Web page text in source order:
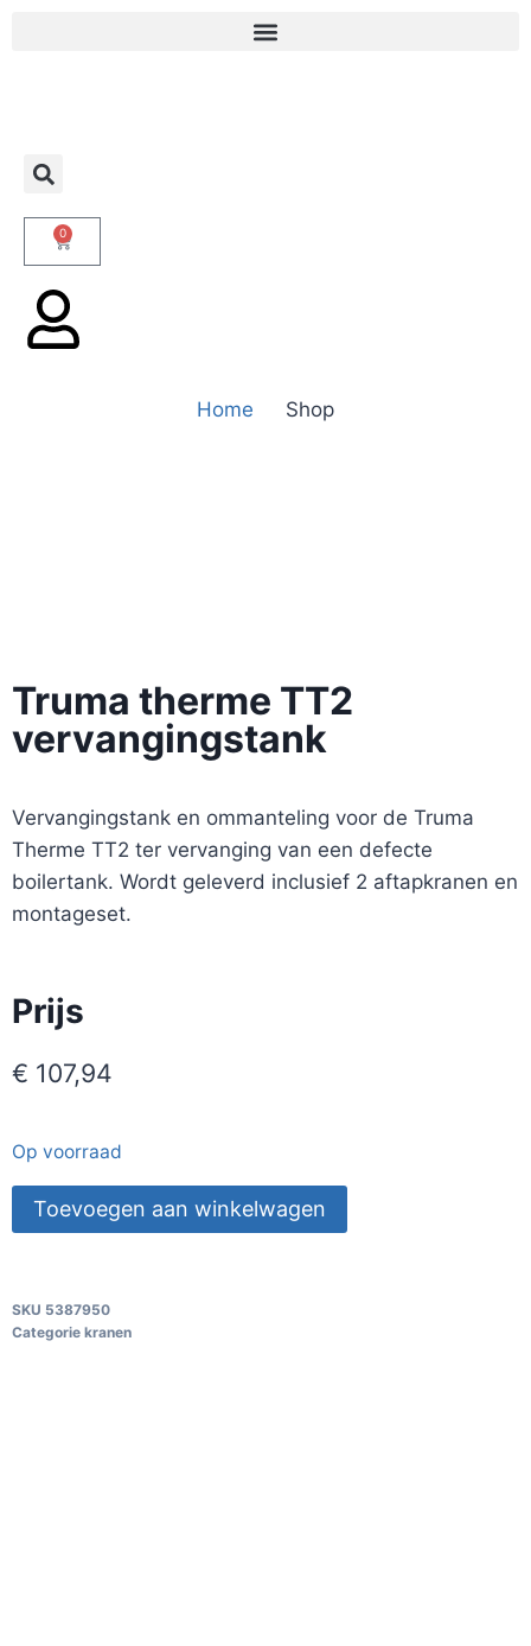
0
Home Shop
Truma therme TT2
vervangingstank
Vervangingstank en ommanteling voor de Truma
Therme TT2 ter vervanging van een defecte
boilertank. Wordt geleverd inclusief 2 aftapkranen en
montageset.
Prijs
€ 107,94
Op voorraad
Toevoegen aan winkelwagen
SKU 5387950
Categorie kranen